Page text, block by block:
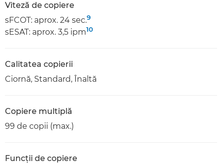
Viteză de copiere
sFCOT: aprox. 24 sec.9
sESAT: aprox. 3,5 ipm10
Calitatea copierii
Ciornă, Standard, Înaltă
Copiere multiplă
99 de copii (max.)
Funcţii de copiere